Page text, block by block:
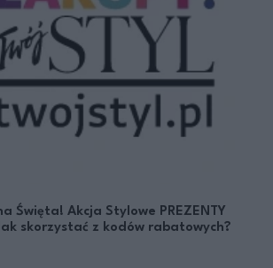
Święta! Akcja Stylowe PREZENTY
skorzystać z kodów rabatowych?